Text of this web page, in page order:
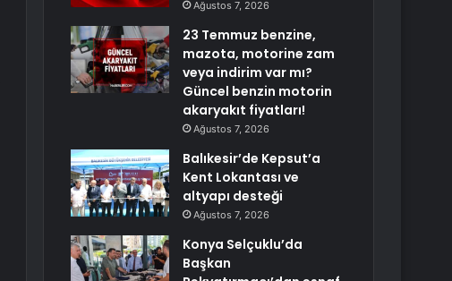
Ağustos 7, 2026
23 Temmuz benzine,
mazota, motorine zam
veya indirim var mı?
Güncel benzin motorin
akaryakıt fiyatları!
Ağustos 7, 2026
Balıkesir’de Kepsut’a
Kent Lokantası ve
altyapı desteği
Ağustos 7, 2026
Konya Selçuklu’da
Başkan